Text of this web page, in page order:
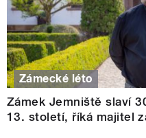
Zámecké léto
Zámek Jemniště slaví
13. století, říká majitel